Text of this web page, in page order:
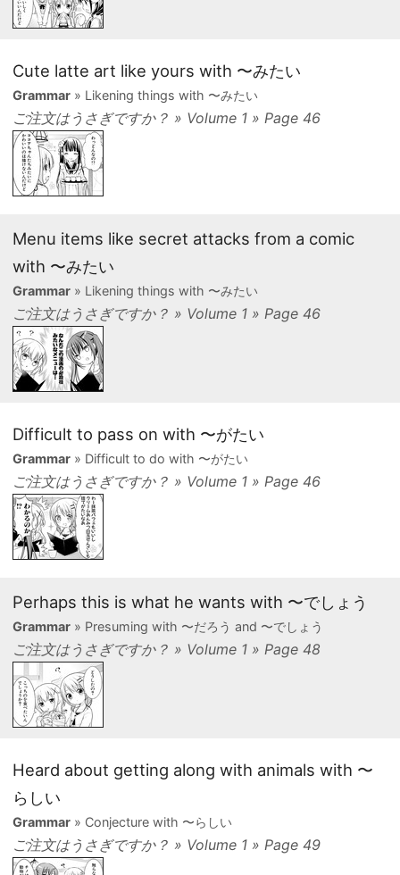
Cute latte art like yours with 〜みたい
Grammar» Likening things with 〜みたい
ご注文はうさぎですか？ » Volume 1 » Page 46
Menu items like secret attacks from a comic
with 〜みたい
Grammar» Likening things with 〜みたい
ご注文はうさぎですか？ » Volume 1 » Page 46
Difficult to pass on with 〜がたい
Grammar» Difficult to do with 〜がたい
ご注文はうさぎですか？ » Volume 1 » Page 46
Perhaps this is what he wants with 〜でしょう
Grammar» Presuming with 〜だろう and 〜でしょう
ご注文はうさぎですか？ » Volume 1 » Page 48
Heard about getting along with animals with 〜
らしい
Grammar» Conjecture with 〜らしい
ご注文はうさぎですか？ » Volume 1 » Page 49